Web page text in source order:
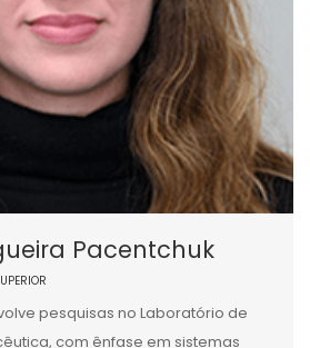
Pacentchuk
pesquisas no Laboratório de
com ênfase em sistemas